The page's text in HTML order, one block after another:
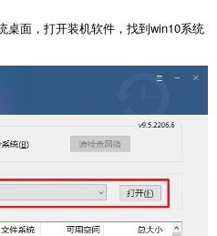
桌面，打开装机软件，找到win10系统